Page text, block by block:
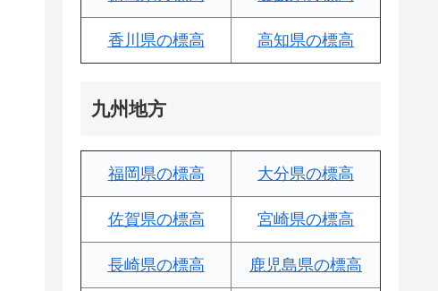
香川県の標高 高知県の標高
九州地方
福岡県の標高 大分県の標高
佐賀県の標高 宮崎県の標高
長崎県の標高 鹿児島県の標高